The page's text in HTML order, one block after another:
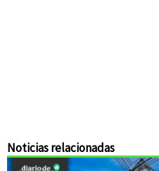
Noticias relacionadas